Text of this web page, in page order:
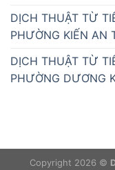
DỊCH THUẬT TỪ
PHƯỜNG KIẾN AN
DỊCH THUẬT TỪ
PHƯỜNG DƯƠNG
Copyright 2026 ©